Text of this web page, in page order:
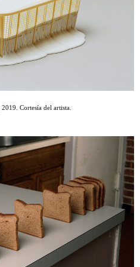
2019. Cortesía del artista.